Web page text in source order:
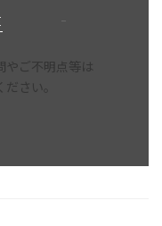
やご不明点等は
さい。